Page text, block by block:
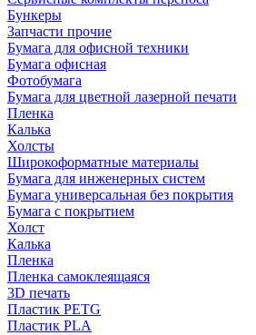
Бункеры
Запчасти прочие
Бумага для офисной техники
Бумага офисная
Фотобумага
Бумага для цветной лазерной печати
Пленка
Калька
Холсты
Широкоформатные материалы
Бумага для инженерных систем
Бумага универсальная без покрытия
Бумага с покрытием
Холст
Калька
Пленка
Пленка самоклеящаяся
3D печать
Пластик PETG
Пластик PLA